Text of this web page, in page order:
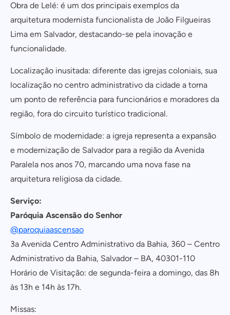
Obra de Lelé: é um dos principais exemplos da
arquitetura modernista funcionalista de João Filgueiras
Lima em Salvador, destacando-se pela inovação e
funcionalidade.
Localização inusitada: diferente das igrejas coloniais, sua
localização no centro administrativo da cidade a torna
um ponto de referência para funcionários e moradores da
região, fora do circuito turístico tradicional.
Símbolo de modernidade: a igreja representa a expansão
e modernização de Salvador para a região da Avenida
Paralela nos anos 70, marcando uma nova fase na
arquitetura religiosa da cidade.
Serviço:
Paróquia Ascensão do Senhor
@paroquiaascensao
3a Avenida Centro Administrativo da Bahia, 360 – Centro
Administrativo da Bahia, Salvador – BA, 40301-110
Horário de Visitação: de segunda-feira a domingo, das 8h
às 13h e 14h às 17h.
Missas: